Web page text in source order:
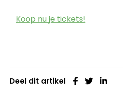
Koop nu je tickets!
Deel dit artikel